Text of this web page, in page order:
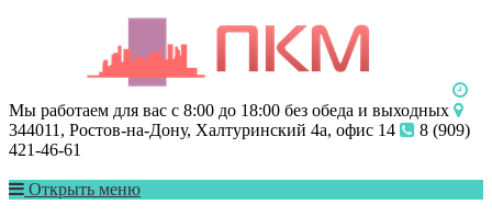
Мы работаем для вас с 8:00 до 18:00 без обеда и выходных
344011, Ростов-на-Дону, Халтуринский 4а, офис 14
8 (909)
421-46-61
Открыть меню